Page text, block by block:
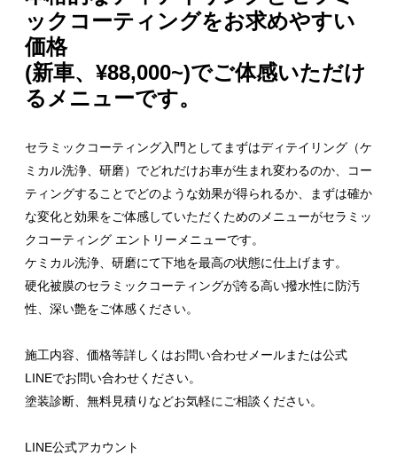
ックコーティングをお求めやすい
価格
(新車、¥88,000~)でご体感いただけ
るメニューです。
セラミックコーティング入門としてまずはディテイリング（ケ
ミカル洗浄、研磨）でどれだけお車が生まれ変わるのか、コー
ティングすることでどのような効果が得られるか、まずは確か
な変化と効果をご体感していただくためのメニューがセラミッ
クコーティング エントリーメニューです。
ケミカル洗浄、研磨にて下地を最高の状態に仕上げます。
硬化被膜のセラミックコーティングが誇る高い撥水性に防汚
性、深い艶をご体感ください。
施工内容、価格等詳しくはお問い合わせメールまたは公式
LINEでお問い合わせください。
塗装診断、無料見積りなどお気軽にご相談ください。
LINE公式アカウント